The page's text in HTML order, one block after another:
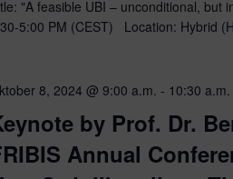
"A feasible UBI – unconditional,
5:00 PM (CEST) Location: Hybrid
8, 2024 @ 9:00 a.m. - 10:30 a.m.
by Prof. Dr.
Annual